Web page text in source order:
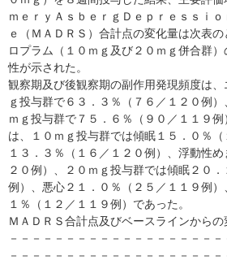
ｍｅｒｙＡｓｂｅｒｇＤｅｐｒｅｓｓｉｏ
ｅ（ＭＡＤＲＳ）合計点の変化量は次表
ロプラム（１０ｍｇ及び２０ｍｇ併合群
性が示された。
観察期及び後観察期の副作用発現頻度は
ｇ投与群で６３．３％（７６／１２０例
ｍｇ投与群で７５．６％（９０／１１９
は、１０ｍｇ投与群では傾眠１５．０％
１３．３％（１６／１２０例）、浮動性
２０例）、２０ｍｇ投与群では傾眠２０
例）、悪心２１．０％（２５／１１９例）
１％（１２／１１９例）であった。
ＭＡＤＲＳ合計点及びベースラインからの
－－－－－－－－－－－－－－－－－－
－－－－－－－－－－－－－－－－－－－